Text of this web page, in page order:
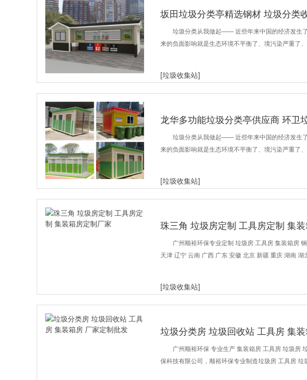
坂田垃圾分类亭精选钢材 垃圾分类
垃圾分类从我做起—— 近些年来中国的经济发生
来的负面影响就是生态环境不平衡了、境污染严重了
[垃圾收集站]
龙华多功能垃圾分类亭供应商 环卫
垃圾分类从我做起—— 近些年来中国的经济发生
来的负面影响就是生态环境不平衡了、境污染严重了
[垃圾收集站]
珠三角 垃圾房定制 工具房定制 集
广州顺裕环保专业定制 垃圾房 工具房 集装箱房
天津 辽宁 云南 广西 广东 安徽 北京 新疆 重庆 湖南 湖
[垃圾收集站]
垃圾分类房 垃圾回收站 工具房 集
批发广州顺裕环保 专业生产 集装箱房 工具房 垃圾房
保科技有限公司，顺裕环保专业制造垃圾房 工具房 垃